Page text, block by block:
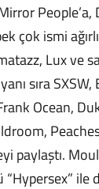
People’a,
çok ismi
Lux ve
sıra
Ocean,
paylaştı.
ile